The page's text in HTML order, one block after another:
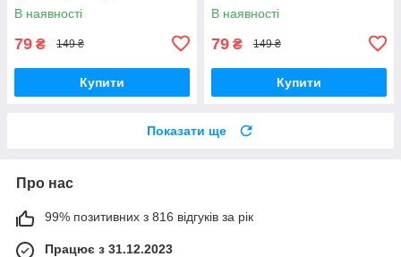
В наявності
79 ₴ 149 ₴
Купити
В наявності
79 ₴ 149 ₴
Купити
Показати ще
Про нас
99% позитивних з 816 відгуків за рік
Працює з 31.12.2023